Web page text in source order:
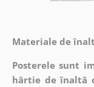
Materiale de
Posterele sunt
hârtie de înaltă